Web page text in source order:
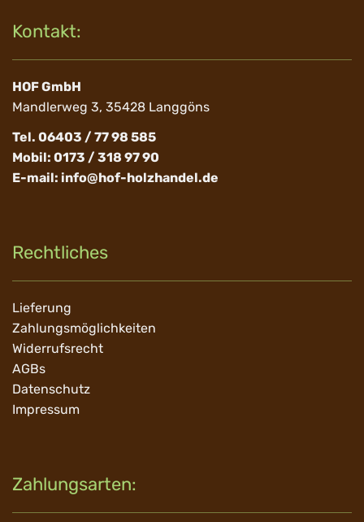
Kontakt:
HOF GmbH
Mandlerweg 3, 35428 Langgöns
Tel. 06403 / 77 98 585
Mobil: 0173 / 318 97 90
E-mail: info@hof-holzhandel.de
Rechtliches
Navigation
überspringen
Lieferung
Zahlungsmöglichkeiten
Widerrufsrecht
AGBs
Datenschutz
Impressum
Zahlungsarten: